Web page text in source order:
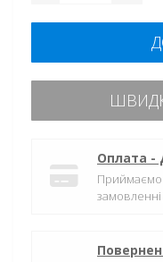
Оплата -
Приймаємо